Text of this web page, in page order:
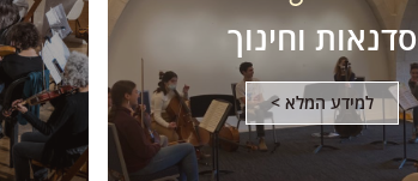
סדנאות וחינוך
למידע המלא >